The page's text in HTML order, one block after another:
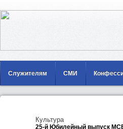
Служителям СМИ
Культура
25-й Юбилейный выпуск